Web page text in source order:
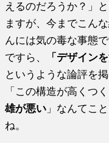
えるのだろうか？」
ますが、今までこん
んには気の毒な事態
ですら、
「デザイン
というような論評を
「この構造が高くつ
雄が悪い 」なんてこ
ね。